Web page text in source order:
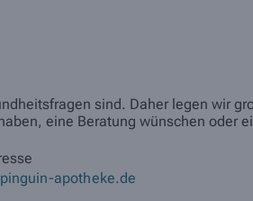
sind. Daher legen wir
eine Beratung wünschen oder
apotheke.de